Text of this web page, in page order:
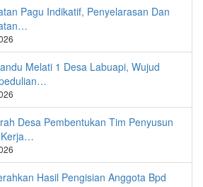
Pagu Indikatif, Penyelarasan Dan
Melati 1 Desa Labuapi, Wujud
Desa Pembentukan Tim Penyusun
Kerja…
Hasil Pengisian Anggota Bpd